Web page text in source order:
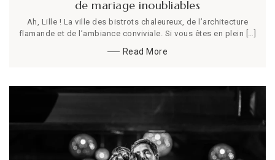
de mariage inoubliables
Ah, Lille ! La ville des bistrots chaleureux, de l’architecture
flamande et de l’ambiance conviviale. Si vous êtes en plein […]
Read More